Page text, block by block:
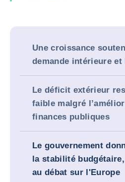
Une croissance
demande intérieure
Le déficit extérieur
faible malgré
finances publiques
Le gouvernement
la stabilité
au débat sur l'Europe